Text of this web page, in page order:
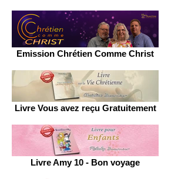
Emission Chrétien Comme Christ
Livre Vous avez reçu Gratuitement
Livre Amy 10 - Bon voyage